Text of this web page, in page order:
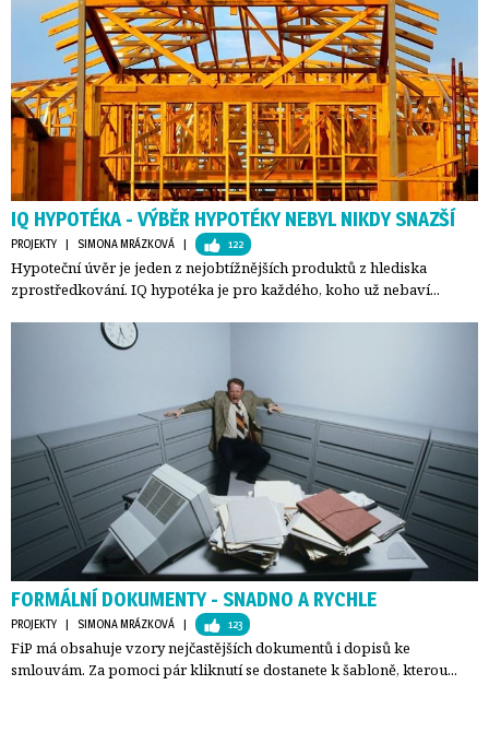
IQ HYPOTÉKA - VÝBĚR HYPOTÉKY NEBYL NIKDY SNAZŠÍ
PROJEKTY | SIMONA MRÁZKOVÁ | 122
Hypoteční úvěr je jeden z nejobtížnějších produktů z hlediska
zprostředkování. IQ hypotéka je pro každého, koho už nebaví...
FORMÁLNÍ DOKUMENTY - SNADNO A RYCHLE
PROJEKTY | SIMONA MRÁZKOVÁ | 123
FiP má obsahuje vzory nejčastějších dokumentů i dopisů ke
smlouvám. Za pomoci pár kliknutí se dostanete k šabloně, kterou...